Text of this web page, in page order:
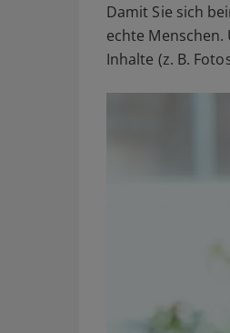
Damit Sie sich
echte
Inhalte (z. B.